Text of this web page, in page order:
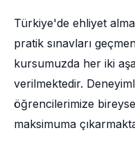
Türkiye'de ehliyet
pratik sınavları
kursumuzda her iki
verilmektedir.
öğrencilerimize
maksimuma